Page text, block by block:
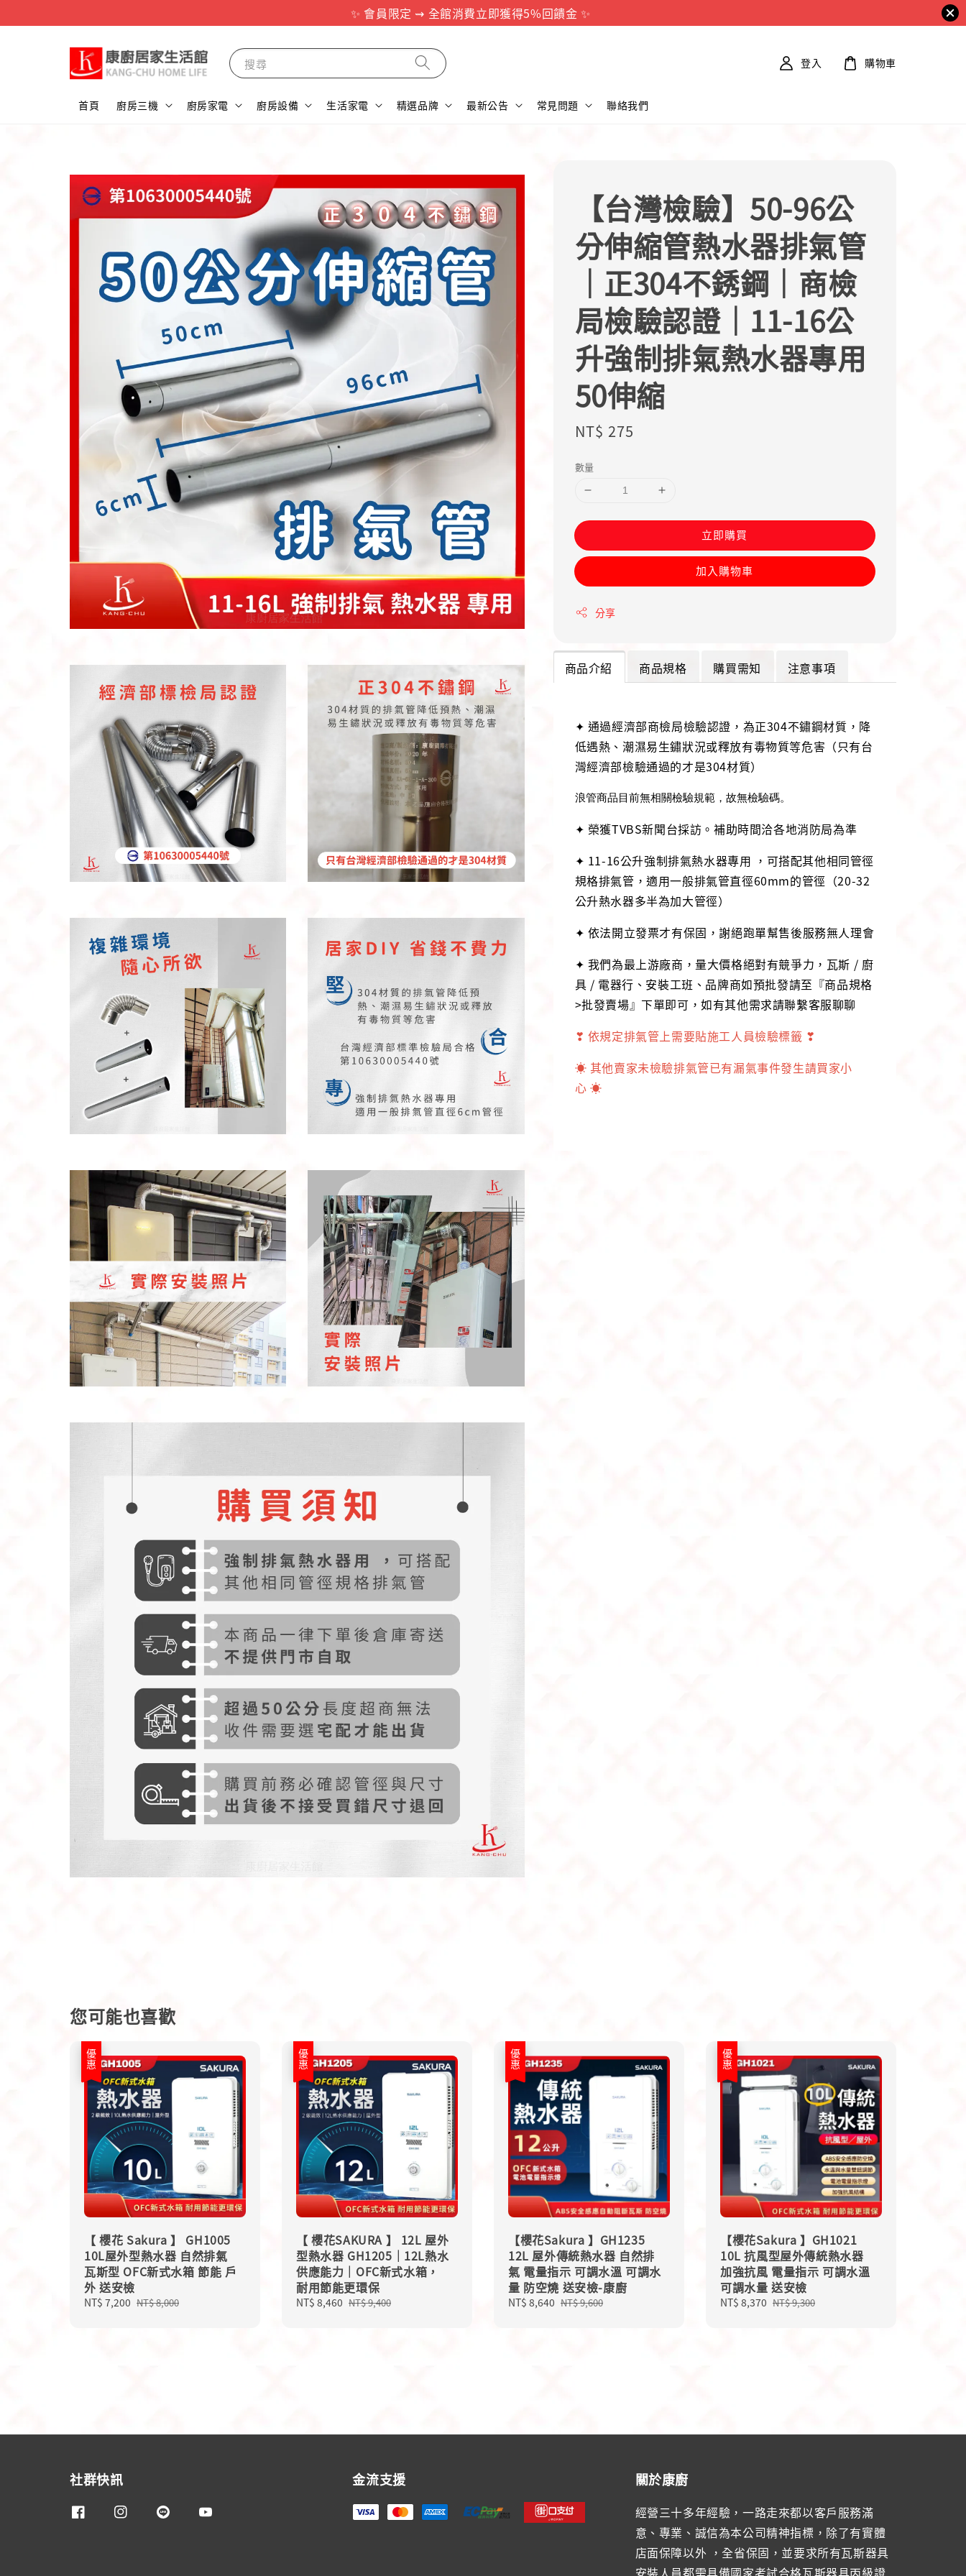
✨ 會員限定 ⇝ 全館消費立即獲得5%回饋金 ✨
搜尋
首頁 廚房三機 廚房家電 廚房設備 生活家電 精選品牌 最新公告 常見問題 聯絡我們
登入 購物車
【台灣檢驗】50-96公
分伸縮管熱水器排氣管
｜正304不銹鋼｜商檢
局檢驗認證｜11-16公
升強制排氣熱水器專用
50伸縮
Regular
NT$ 275
數量
立即購買
加入購物車
分享
商品介紹 商品規格 購買需知 注意事項
✦ 通過經濟部商檢局檢驗認證，為正304不鏽鋼材質，降
低遇熱、潮濕易生鏽狀況或釋放有毒物質等危害（只有台
灣經濟部檢驗通過的才是304材質）
浪管商品目前無相關檢驗規範，故無檢驗碼。
✦ 榮獲TVBS新聞台採訪。補助時間洽各地消防局為準
✦ 11-16公升強制排氣熱水器專用 ，可搭配其他相同管徑
規格排氣管，適用一般排氣管直徑60mm的管徑（20-32
公升熱水器多半為加大管徑）
✦ 依法開立發票才有保固，謝絕跑單幫售後服務無人理會
✦ 我們為最上游廠商，量大價格絕對有競爭力，瓦斯 / 廚
具 / 電器行、安裝工班、品牌商如預批發請至『商品規格
>批發賣場』下單即可，如有其他需求請聯繫客服聊聊
❣ 依規定排氣管上需要貼施工人員檢驗標籤 ❣
☀ 其他賣家未檢驗排氣管已有漏氣事件發生請買家小
心 ☀
您可能也喜歡
優惠
【 櫻花 Sakura 】 GH1005
10L屋外型熱水器 自然排氣
瓦斯型 OFC新式水箱 節能 戶
外 送安檢
Sale
NT$ 7,200 Regular
NT$ 8,000
優惠
【 櫻花SAKURA 】 12L 屋外
型熱水器 GH1205｜12L熱水
供應能力｜OFC新式水箱，
耐用節能更環保
Sale
NT$ 8,460 Regular
NT$ 9,400
優惠
【櫻花Sakura 】GH1235
12L 屋外傳統熱水器 自然排
氣 電量指示 可調水溫 可調水
量 防空燒 送安檢-康廚
Sale
NT$ 8,640 Regular
NT$ 9,600
優惠
【櫻花Sakura 】GH1021
10L 抗風型屋外傳統熱水器
加強抗風 電量指示 可調水溫
可調水量 送安檢
Sale
NT$ 8,370 Regular
NT$ 9,300
社群快訊 金流支援 關於康廚
經營三十多年經驗，一路走來都以客戶服務滿
意、專業、誠信為本公司精神指標，除了有實體
店面保障以外 ，全省保固，並要求所有瓦斯器具